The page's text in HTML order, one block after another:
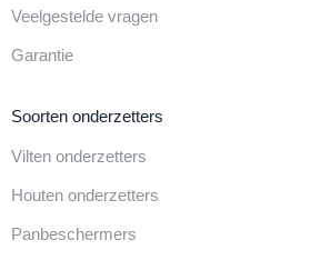
Veelgestelde vragen
Garantie
Soorten onderzetters
Vilten onderzetters
Houten onderzetters
Panbeschermers